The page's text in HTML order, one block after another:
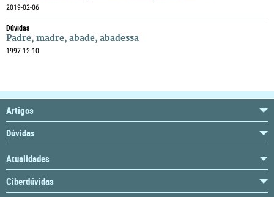
2019-02-06
Dúvidas
Padre, madre, abade, abadessa
1997-12-10
Artigos
Dúvidas
Atualidades
Ciberdúvidas